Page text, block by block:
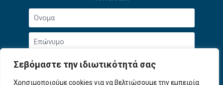
Σεβόμαστε την ιδιωτικότητά σας
Χρησιμοποιούμε cookies για να βελτιώσουμε την εμπειρία
Όνομα
Επώνυμο
Email
*
Συμφωνώ με την Πολιτική Απορρήτουκαι τους